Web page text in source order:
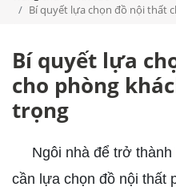
Bí quyết lựa chọn đồ nội thất
Bí quyết lựa
cho phòng
trọng
Ngôi nhà để trở thành
cần lựa chọn đồ nội thất